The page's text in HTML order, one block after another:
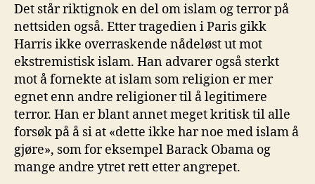
Det står riktignok en del om islam og terror på
nettsiden også. Etter tragedien i Paris gikk
Harris ikke overraskende nådeløst ut mot
ekstremistisk islam. Han advarer også sterkt
mot å fornekte at islam som religion er mer
egnet enn andre religioner til å legitimere
terror. Han er blant annet meget kritisk til alle
forsøk på å si at «dette ikke har noe med islam å
gjøre», som for eksempel Barack Obama og
mange andre ytret rett etter angrepet.